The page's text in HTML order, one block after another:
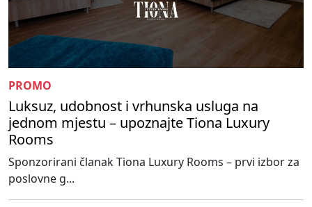
PROMO
Luksuz, udobnost i vrhunska usluga na
jednom mjestu – upoznajte Tiona Luxury
Rooms
Sponzorirani članak Tiona Luxury Rooms – prvi izbor za
poslovne g...